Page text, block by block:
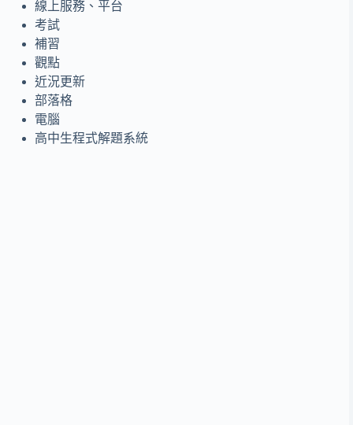
線上服務、平台
考試
補習
觀點
近況更新
部落格
電腦
高中生程式解題系統